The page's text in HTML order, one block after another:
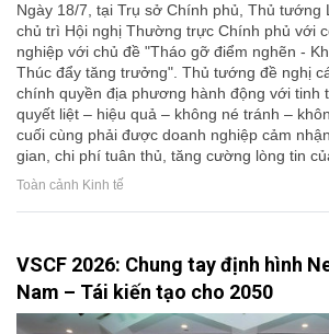
Ngày 18/7, tại Trụ sở Chính phủ, Thủ tướng
chủ trì Hội nghị Thường trực Chính phủ với
nghiệp với chủ đề "Tháo gỡ điểm nghẽn -
Thúc đẩy tăng trưởng". Thủ tướng đề nghị
chính quyền địa phương hành động với tinh
quyết liệt – hiệu quả – không né tránh –
cuối cùng phải được doanh nghiệp cảm
gian, chi phí tuân thủ, tăng cường lòng tin
Toàn cảnh Kinh tế
VSCF 2026: Chung tay định hình
Nam – Tái kiến tạo cho 2050